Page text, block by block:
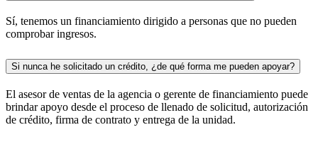
Sí, tenemos un financiamiento dirigido a personas que no pueden
comprobar ingresos.
Si nunca he solicitado un crédito, ¿de qué forma me pueden apoyar?
El asesor de ventas de la agencia o gerente de financiamiento puede
brindar apoyo desde el proceso de llenado de solicitud, autorización
de crédito, firma de contrato y entrega de la unidad.